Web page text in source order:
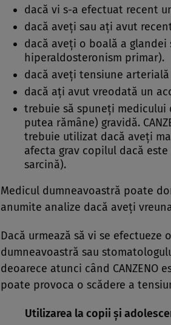
dacă vi s-a efectuat recent
dacă aveţi sau aţi avut
dacă aveţi o boală a
hiperaldosteronism primar).
dacă aveţi tensiune arterială
dacă aţi avut vreodată un
trebuie să spuneţi
putea rămâne) gravidă.
trebuie utilizat dacă aveţi
afecta grav copilul dacă
sarcină).
Medicul dumneavoastră poate
anumite analize dacă aveţi
Dacă urmează să vi se
dumneavoastră sau
deoarece atunci când CANZENO
poate provoca o scădere a
Utilizarea la copii şi